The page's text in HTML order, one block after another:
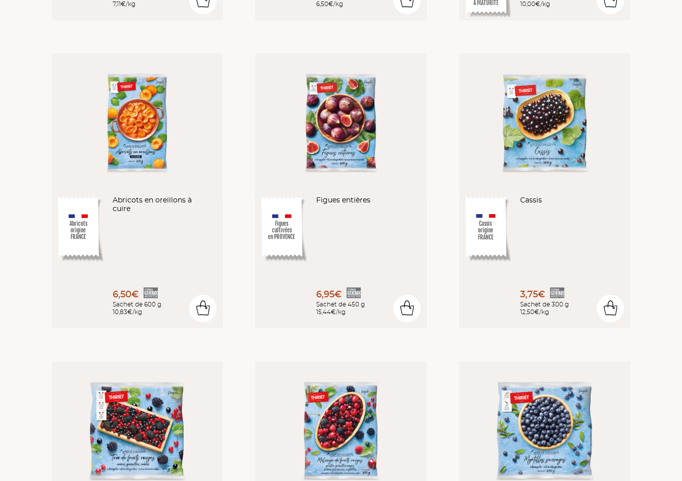
7,11€/kg
6,50€/kg
À MATURITÉ
10,00€/kg
Abricots
origine
FRANCE
Abricots en oreillons à
cuire
6,50€
Sachet de 600 g
10,83€/kg
0
Figues
cultivées
en PROVENCE
Figues entières
6,95€
Sachet de 450 g
15,44€/kg
0
Cassis
origine
FRANCE
Cassis
3,75€
Sachet de 300 g
12,50€/kg
0